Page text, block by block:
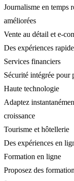
Journalisme en temps
améliorées
Vente au détail et e-
Des expériences
Services financiers
Sécurité intégrée pour
Haute technologie
Adaptez
croissance
Tourisme et hôtellerie
Des expériences en
Formation en ligne
Proposez des